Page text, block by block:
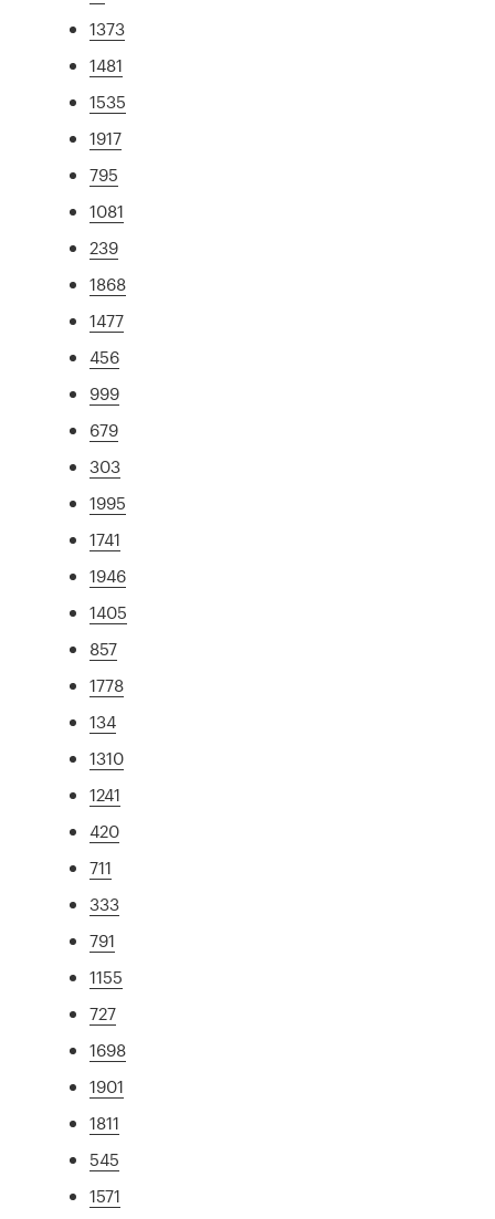
1373
1481
1535
1917
795
1081
239
1868
1477
456
999
679
303
1995
1741
1946
1405
857
1778
134
1310
1241
420
711
333
791
1155
727
1698
1901
1811
545
1571